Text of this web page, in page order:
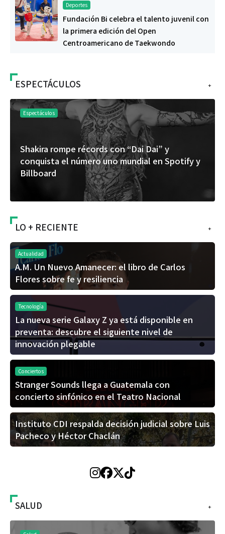
Deportes
Fundación Bi celebra el talento juvenil con
la primera edición del Open
Centroamericano de Taekwondo
+
ESPECTÁCULOS
Espectáculos
Shakira rompe récords con “Dai Dai” y
conquista el número uno mundial en Spotify y
Billboard
+
LO + RECIENTE
Actualidad
A.M. Un Nuevo Amanecer: el libro de Carlos
Flores sobre fe y resiliencia
Tecnología
La nueva serie Galaxy Z ya está disponible en
preventa: descubre el siguiente nivel de
innovación plegable
Conciertos
Stranger Sounds llega a Guatemala con
concierto sinfónico en el Teatro Nacional
Instituto CDI respalda decisión judicial sobre Luis
Pacheco y Héctor Chaclán
+
SALUD